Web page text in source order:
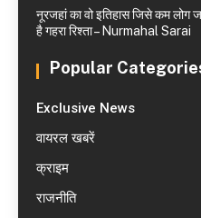
नूरजहां का वो इतिहास जिसे कम लोग
है गहरा रिश्ता – Nurmahal Sarai
Popular
Exclusive News
वायरल खबरें
क्राइम
राजनीति